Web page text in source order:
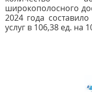
широкополосного
2024 года
услуг в 106,38 ед. на